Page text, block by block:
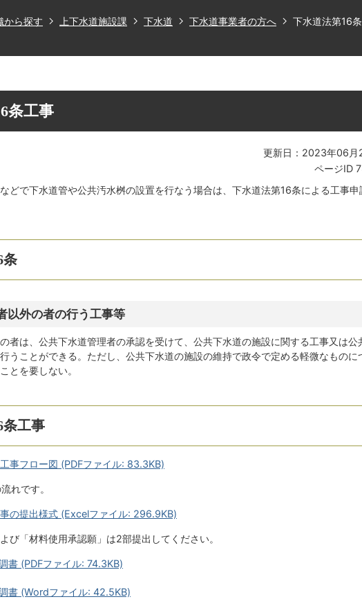
から探す 上下水道施設課 下水道 下水道事業者の方へ 下水道法第16
条工事
更新日：2023年06月
ページID
どで下水道管や公共汚水桝の設置を行なう場合は、下水道法第16条による工事申
条
以外の者の行う工事等
者は、公共下水道管理者の承認を受けて、公共下水道の施設に関する工事又は公
うことができる。ただし、公共下水道の施設の維持で政令で定める軽微なものに
とを要しない。
条工事
事フロー図 (PDFファイル: 83.3KB)
れです。
の提出様式 (Excelファイル: 296.9KB)
び「材料使用承認願」は2部提出してください。
書 (PDFファイル: 74.3KB)
書 (Wordファイル: 42.5KB)